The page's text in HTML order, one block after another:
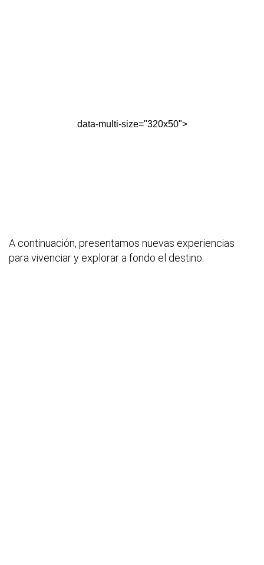
data-multi-size="320x50">
A continuación, presentamos nuevas experiencias
para vivenciar y explorar a fondo el destino.